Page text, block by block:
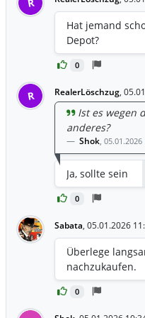
0
Hat jemand
Depot?
R RealerLöschzug,
0
Ist es wegen
anderes?
Shok, 05.01.2026
Ja, sollte sein
Sabata, 05.01.2026
0
Überlege
nachzukaufen.